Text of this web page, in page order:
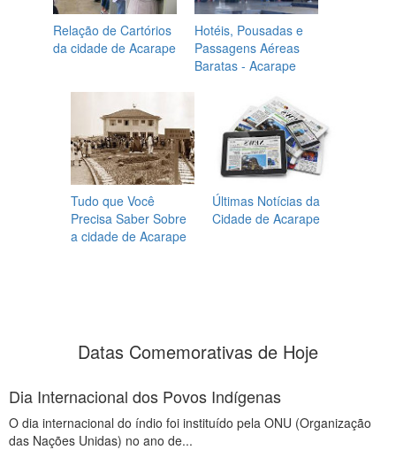
Relação de Cartórios
da cidade de Acarape
Hotéis, Pousadas e
Passagens Aéreas
Baratas - Acarape
Tudo que Você
Precisa Saber Sobre
a cidade de Acarape
Últimas Notícias da
Cidade de Acarape
Datas Comemorativas de Hoje
Dia Internacional dos Povos Indígenas
O dia internacional do índio foi instituído pela ONU (Organização
das Nações Unidas) no ano de...